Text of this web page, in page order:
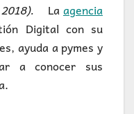
Laagencia
Digital con su
ayuda a pymes y
a conocer sus